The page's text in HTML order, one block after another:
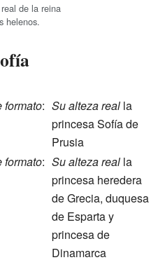
de la reina
helenos.
formato: Su alteza real la
princesa Sofía de
Prusia
formato: Su alteza real la
princesa heredera
de Grecia, duquesa
de Esparta y
princesa de
Dinamarca